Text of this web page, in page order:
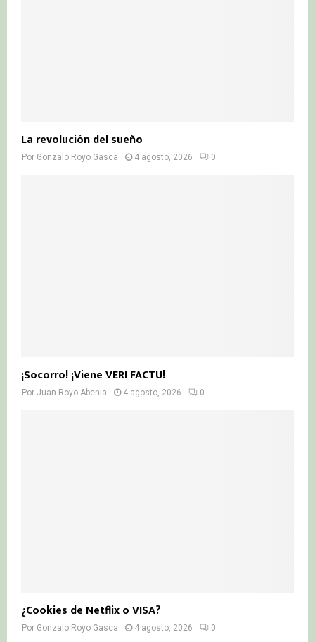
La revolución del sueño
Por Gonzalo Royo Gasca 4 agosto, 2026 0
¡Socorro! ¡Viene VERI FACTU!
Por Juan Royo Abenia 4 agosto, 2026 0
¿Cookies de Netflix o VISA?
Por Gonzalo Royo Gasca 4 agosto, 2026 0